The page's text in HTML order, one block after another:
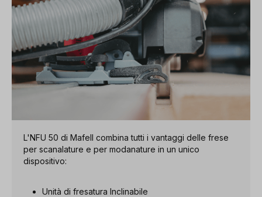
L'NFU 50 di Mafell combina tutti i vantaggi delle frese
per scanalature e per modanature in un unico
dispositivo:
Unità di fresatura Inclinabile